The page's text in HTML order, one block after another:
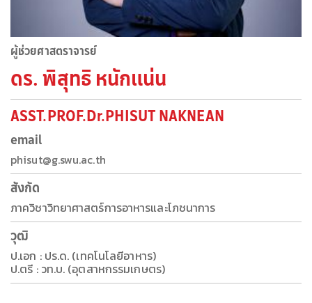
ผู้ช่วยศาสตราจารย์
ดร. พิสุทธิ หนักแน่น
ASST.PROF.Dr.PHISUT NAKNEAN
email
phisut@g.swu.ac.th
สังกัด
ภาควิชาวิทยาศาสตร์การอาหารและโภชนาการ
วุฒิ
ป.เอก : ปร.ด. (เทคโนโลยีอาหาร)
ป.ตรี : วท.บ. (อุตสาหกรรมเกษตร)